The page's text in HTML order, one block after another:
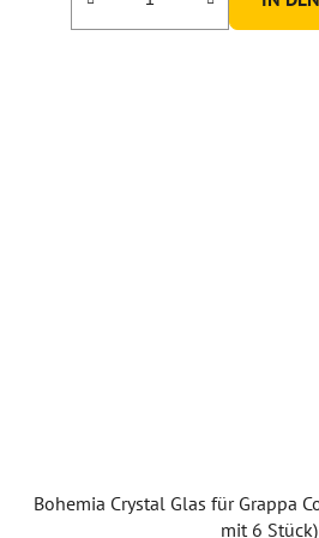
Bohemia Crystal Glas für Grappa
mit 6 Stück)